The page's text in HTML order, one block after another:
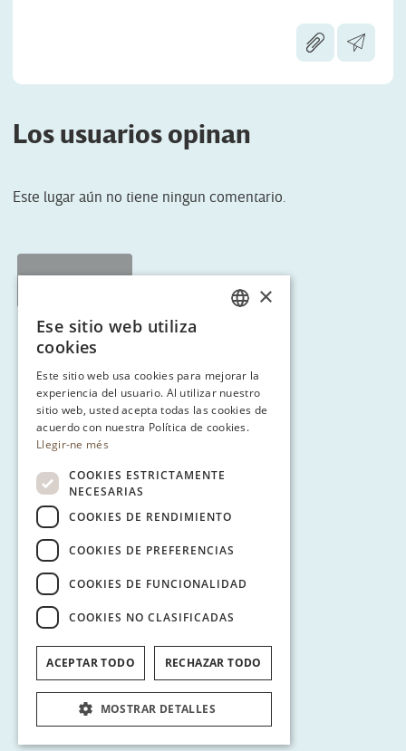
Los usuarios opinan
Este lugar aún no tiene ningun comentario.
< Tornar a Ruta 3
SPANISH
GERMAN
×
Ese sitio web utiliza
cookies
Este sitio web usa cookies para mejorar la
experiencia del usuario. Al utilizar nuestro
sitio web, usted acepta todas las cookies de
acuerdo con nuestra Política de cookies.
Llegir-ne més
COOKIES ESTRICTAMENTE
NECESARIAS
COOKIES DE RENDIMIENTO
COOKIES DE PREFERENCIAS
COOKIES DE FUNCIONALIDAD
COOKIES NO CLASIFICADAS
ACEPTAR TODO RECHAZAR TODO
MOSTRAR DETALLES